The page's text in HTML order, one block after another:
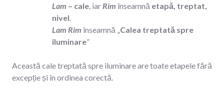
Lam – cale, iarRim înseamnă etapă, treptat,
nivel.
Lam Rim înseamnă „Calea treptată spre
iluminare”
Această cale treptată spre iluminare are toate etapele fără
excepție și în ordinea corectă.